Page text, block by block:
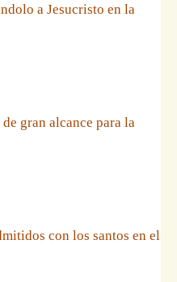
a Jesucristo en la
gran alcance para la
con los santos en el